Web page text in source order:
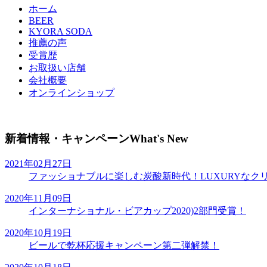
ホーム
BEER
KYORA SODA
推薦の声
受賞歴
お取扱い店舗
会社概要
オンラインショップ
新着情報・キャンペーンWhat's New
2021年02月27日
ファッショナブルに楽しむ炭酸新時代！LUXURYなク
2020年11月09日
インターナショナル・ビアカップ2020)2部門受賞！
2020年10月19日
ビールで乾杯応援キャンペーン第二弾解禁！